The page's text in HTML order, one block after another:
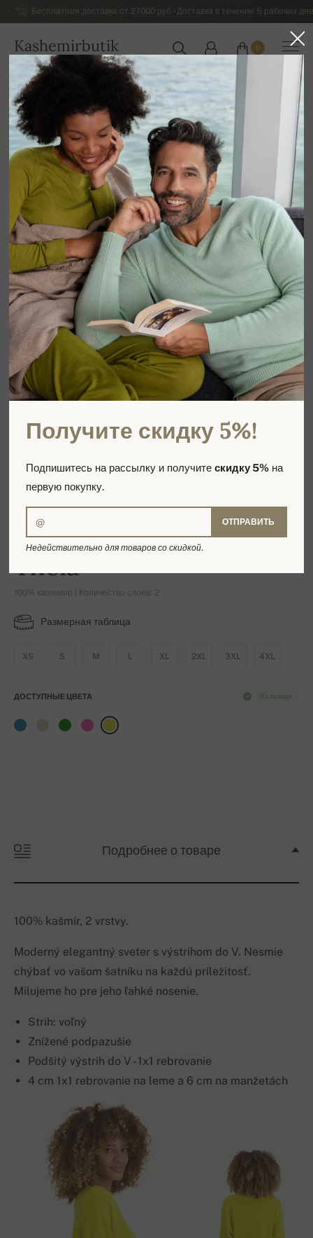
Бесплатная доставка от 27000 руб - Доставка в течение 5 рабочих
Kashemirbutik
РОССИЯ
0
Главная
Роскошный кашемировый трикотаж для женщин
Кашемировые пуловеры для Женщин
Theia
100% кашемир | Количество слоев: 2
Размерная таблица
XS S M L XL 2XL 3XL 4XL
На складе
ДОСТУПНЫЕ ЦВЕТА
Подробнее о товаре
100% kašmír, 2 vrstvy.
Moderný elegantný sveter s výstrihom do V. Nesmie
chýbať vo vašom šatníku na každú príležitosť.
Milujeme ho pre jeho ľahké nosenie.
Strih: voľný
Znížené podpazušie
Podšitý výstrih do V - 1x1 rebrovanie
4 cm 1x1 rebrovanie na leme a 6 cm na manžetách
Получите скидку 5%!
Подпишитесь на рассылку и получитескидку 5% на
первую покупку.
ОТПРАВИТЬ
Недействительно для товаров со скидкой.